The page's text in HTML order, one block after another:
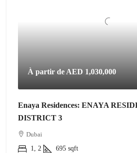
À partir de AED 1,030,000
Enaya Residences: ENAYA
DISTRICT 3
Dubai
1, 2
695 sqft